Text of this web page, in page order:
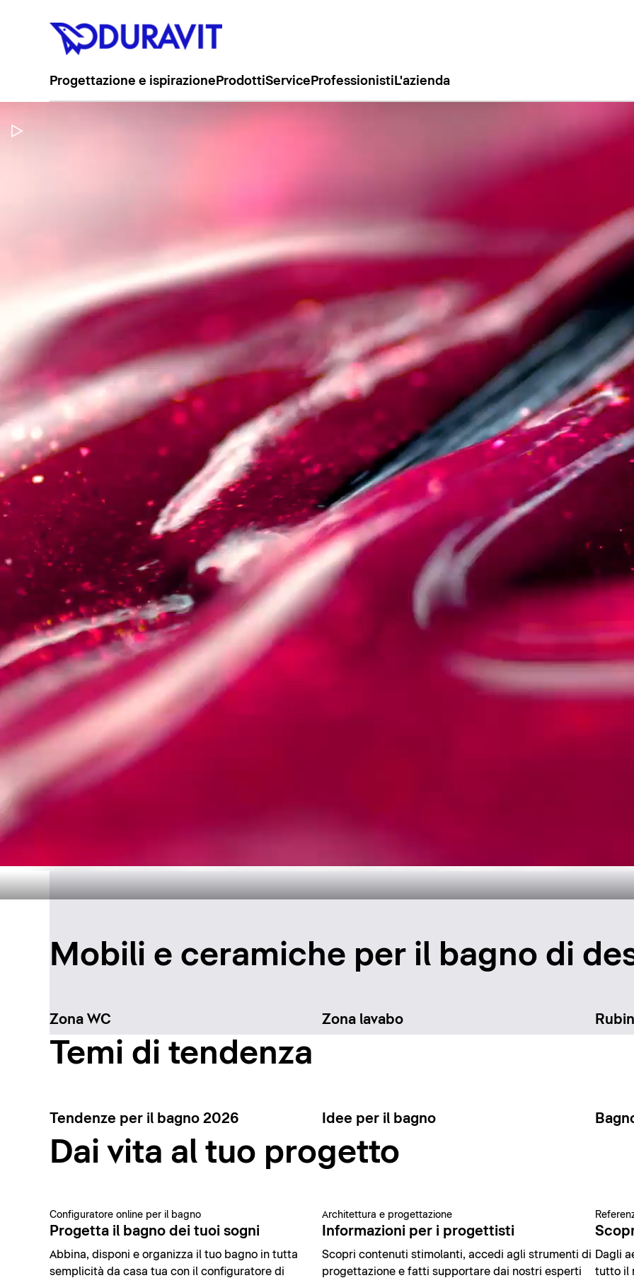
Progettazione e ispirazione ProdottiService Professionisti L'azienda
Metti in pausa il video
Design senza tempo per il
Scopri di più
Mobili e ceramiche per il bagno di
Zona WC Zona lavabo
Temi di tendenza
Tendenze per il bagno 2026 Idee per il bagno
Dai vita al tuo progetto
Configuratore online per il bagno
Progetta il bagno dei tuoi sogni
Abbina, disponi e organizza il tuo bagno in tutta
semplicità da casa tua con il configuratore di
Architettura e progettazione
Informazioni per i progettisti
Scopri contenuti stimolanti, accedi agli strumenti di
progettazione e fatti supportare dai nostri esperti
Dagli
tutto il